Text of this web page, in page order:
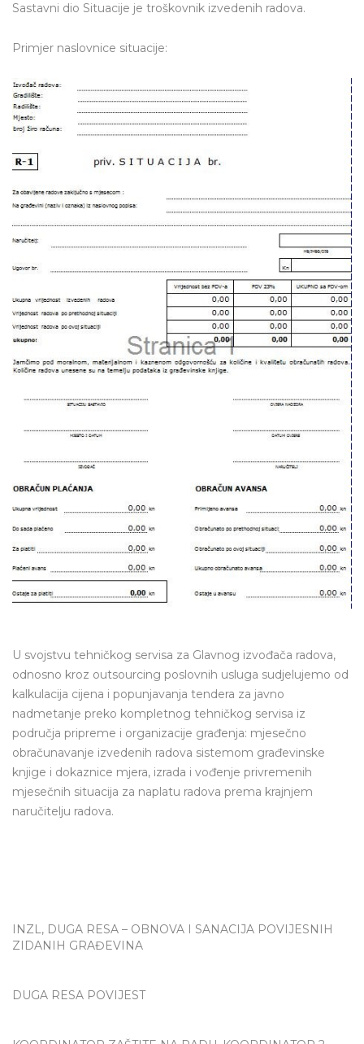
Sastavni dio Situacije je troškovnik izvedenih radova.
Primjer naslovnice situacije:
U svojstvu tehničkog servisa za Glavnog izvođača radova,
odnosno kroz outsourcing poslovnih usluga sudjelujemo od
kalkulacija cijena i popunjavanja tendera za javno
nadmetanje preko kompletnog tehničkog servisa iz
područja pripreme i organizacije građenja: mjesečno
obračunavanje izvedenih radova sistemom građevinske
knjige i dokaznice mjera, izrada i vođenje privremenih
mjesečnih situacija za naplatu radova prema krajnjem
naručitelju radova.
INZL, DUGA RESA – OBNOVA I SANACIJA POVIJESNIH
ZIDANIH GRAĐEVINA
DUGA RESA POVIJEST